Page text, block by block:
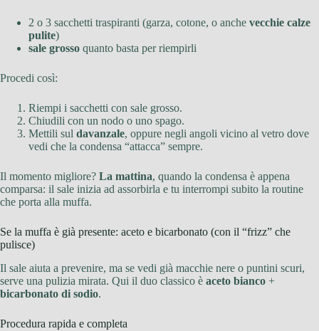
2 o 3 sacchetti traspiranti (garza, cotone, o anche vecchie calze
pulite)
sale grosso quanto basta per riempirli
Procedi così:
Riempi i sacchetti con sale grosso.
Chiudili con un nodo o uno spago.
Mettili sul davanzale, oppure negli angoli vicino al vetro dove
vedi che la condensa “attacca” sempre.
Il momento migliore? La mattina, quando la condensa è appena
comparsa: il sale inizia ad assorbirla e tu interrompi subito la routine
che porta alla muffa.
Se la muffa è già presente: aceto e bicarbonato (con il “frizz” che
pulisce)
Il sale aiuta a prevenire, ma se vedi già macchie nere o puntini scuri,
serve una pulizia mirata. Qui il duo classico è aceto bianco +
bicarbonato di sodio.
Procedura rapida e completa